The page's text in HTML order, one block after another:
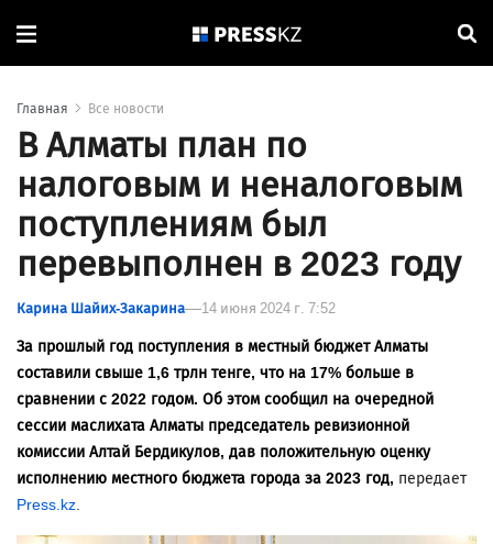
Главная Все новости
В Алматы план по
налоговым и неналоговым
поступлениям был
перевыполнен в 2023 году
Карина Шайих-Закарина 14 июня 2024 г. 7:52
За прошлый год поступления в местный бюджет Алматы
составили свыше 1,6 трлн тенге, что на 17% больше в
сравнении с 2022 годом. Об этом сообщил на очередной
сессии маслихата Алматы председатель ревизионной
комиссии Алтай Бердикулов, дав положительную оценку
исполнению местного бюджета города за 2023 год, передает
Press.kz.